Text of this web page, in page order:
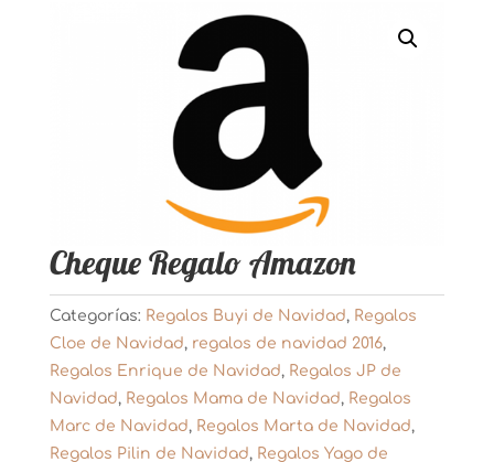
Cheque Regalo Amazon
Categorías: Regalos Buyi de Navidad, Regalos
Cloe de Navidad, regalos de navidad 2016,
Regalos Enrique de Navidad, Regalos JP de
Navidad, Regalos Mama de Navidad, Regalos
Marc de Navidad, Regalos Marta de Navidad,
Regalos Pilin de Navidad, Regalos Yago de